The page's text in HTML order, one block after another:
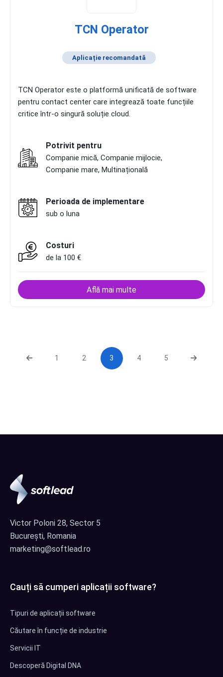
TCN Operator
Aplicație recomandată
TCN Operator este o platformă unificată de software
pentru contact center care integrează toate funcțiile
critice într-o singură soluție cloud.
Potrivit pentru
Companie mică, Companie mijlocie,
Companie mare, Multinațională
Perioada de implementare
sub o luna
Costuri
de la 100 €
Află mai multe
1 2 3 4 5
Victor Poloni 28, Sector 5
București, Romania
marketing@softlead.ro
Cauți să cumperi aplicații software?
Tipuri de aplicații software
Căutare în funcție de industrie
Servicii IT
Descoperă Digital DNA